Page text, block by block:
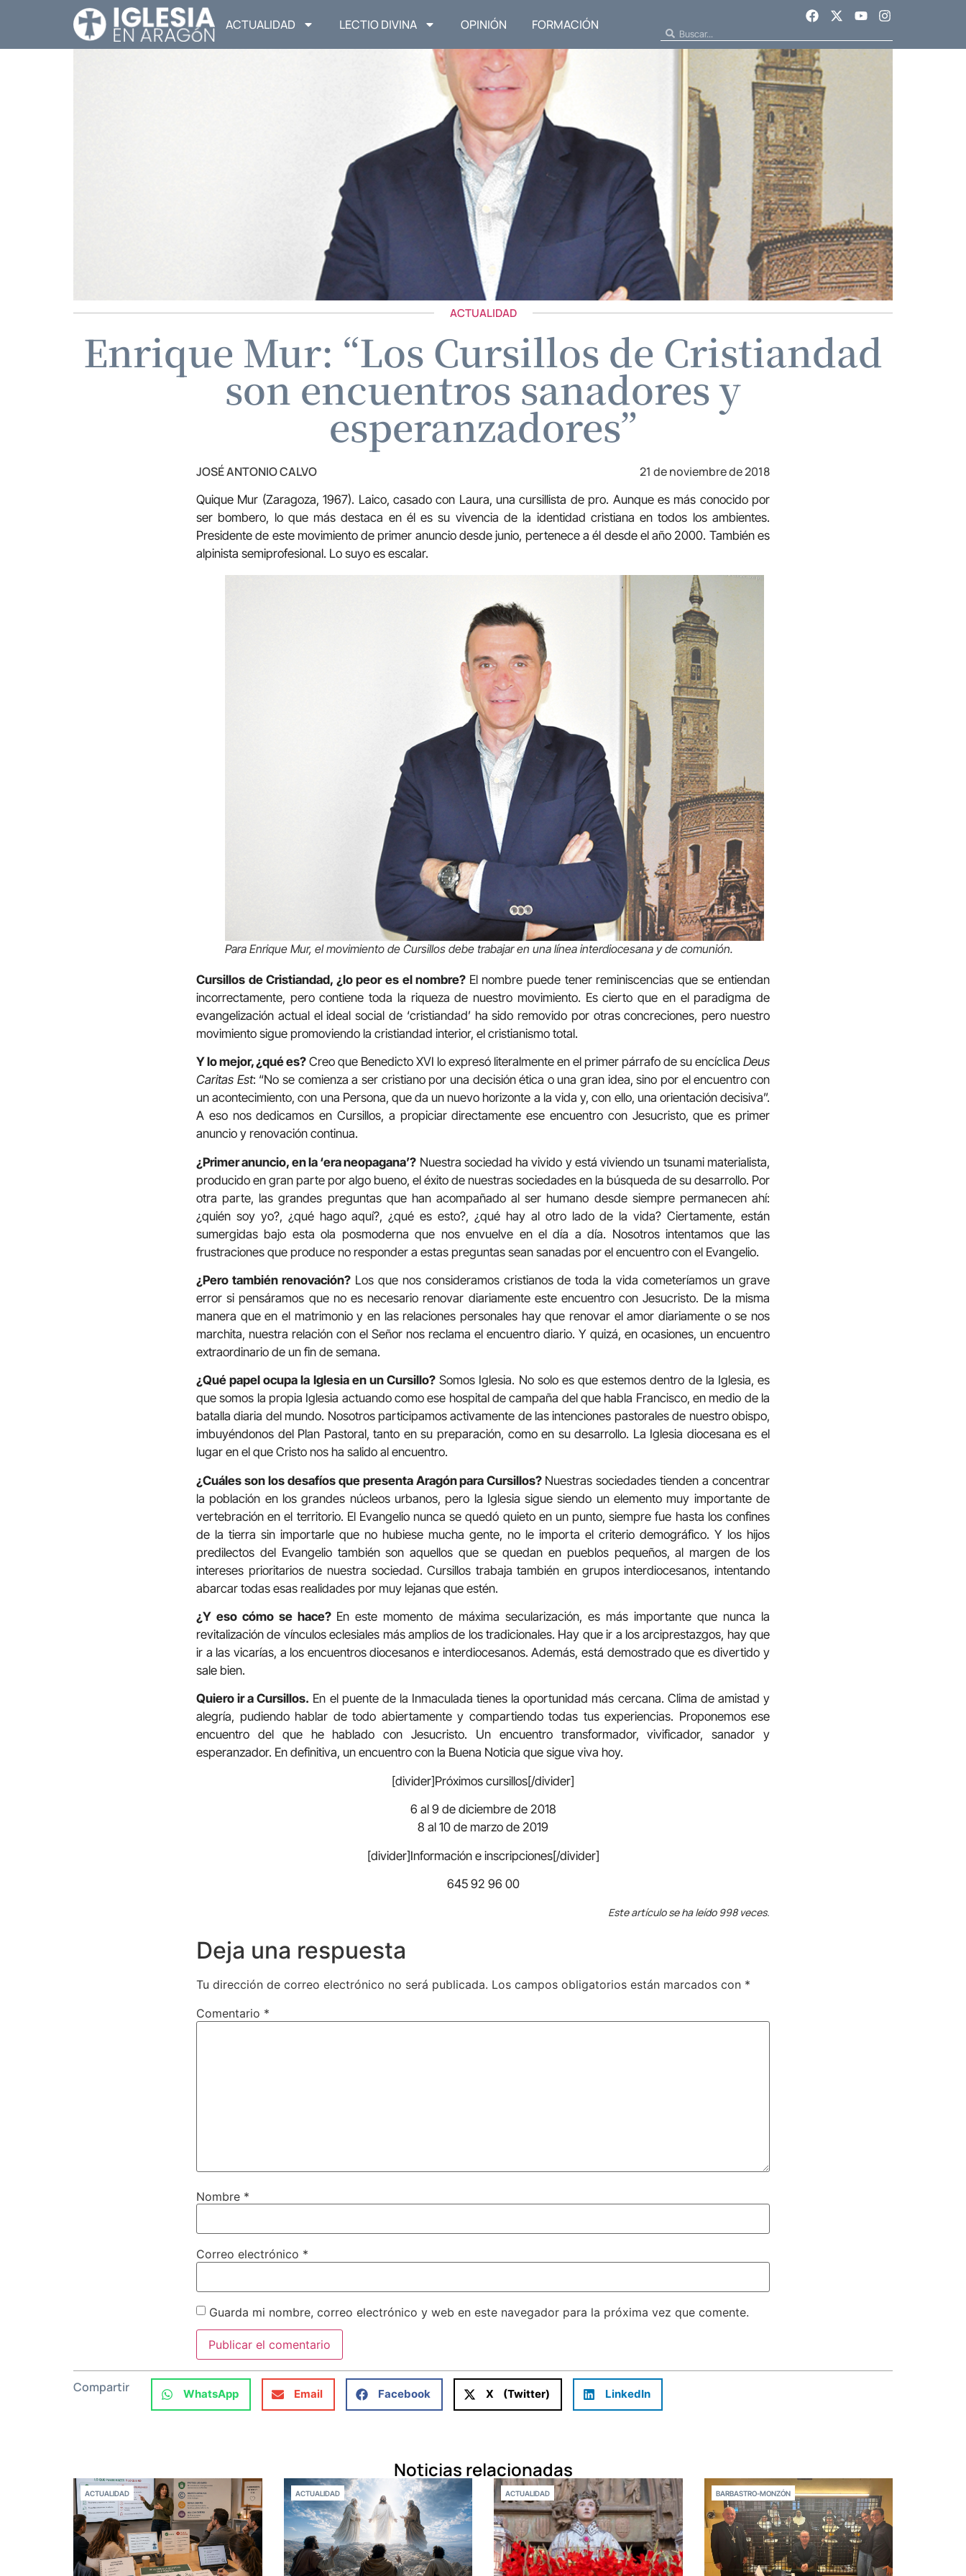
ACTUALIDAD LECTIO DIVINA OPINIÓN FORMACIÓN
ACTUALIDAD
Enrique Mur: “Los Cursillos de Cristiandad
son encuentros sanadores y
esperanzadores”
JOSÉ ANTONIO CALVO 21 de noviembre de 2018
Quique Mur (Zaragoza, 1967). Laico, casado con Laura, una cursillista de pro. Aunque es más conocido por
ser bombero, lo que más destaca en él es su vivencia de la identidad cristiana en todos los ambientes.
Presidente de este movimiento de primer anuncio desde junio, pertenece a él desde el año 2000. También es
alpinista semiprofesional. Lo suyo es escalar.
Para Enrique Mur, el movimiento de Cursillos debe trabajar en una línea interdiocesana y de comunión.
Cursillos de Cristiandad, ¿lo peor es el nombre? El nombre puede tener reminiscencias que se entiendan
incorrectamente, pero contiene toda la riqueza de nuestro movimiento. Es cierto que en el paradigma de
evangelización actual el ideal social de ‘cristiandad’ ha sido removido por otras concreciones, pero nuestro
movimiento sigue promoviendo la cristiandad interior, el cristianismo total.
Y lo mejor, ¿qué es? Creo que Benedicto XVI lo expresó literalmente en el primer párrafo de su encíclica Deus
Caritas Est: “No se comienza a ser cristiano por una decisión ética o una gran idea, sino por el encuentro con
un acontecimiento, con una Persona, que da un nuevo horizonte a la vida y, con ello, una orientación decisiva”.
A eso nos dedicamos en Cursillos, a propiciar directamente ese encuentro con Jesucristo, que es primer
anuncio y renovación continua.
¿Primer anuncio, en la ‘era neopagana’? Nuestra sociedad ha vivido y está viviendo un tsunami materialista,
producido en gran parte por algo bueno, el éxito de nuestras sociedades en la búsqueda de su desarrollo. Por
otra parte, las grandes preguntas que han acompañado al ser humano desde siempre permanecen ahí:
¿quién soy yo?, ¿qué hago aquí?, ¿qué es esto?, ¿qué hay al otro lado de la vida? Ciertamente, están
sumergidas bajo esta ola posmoderna que nos envuelve en el día a día. Nosotros intentamos que las
frustraciones que produce no responder a estas preguntas sean sanadas por el encuentro con el Evangelio.
¿Pero también renovación?Los que nos consideramos cristianos de toda la vida cometeríamos un grave
error si pensáramos que no es necesario renovar diariamente este encuentro con Jesucristo. De la misma
manera que en el matrimonio y en las relaciones personales hay que renovar el amor diariamente o se nos
marchita, nuestra relación con el Señor nos reclama el encuentro diario. Y quizá, en ocasiones, un encuentro
extraordinario de un fin de semana.
¿Qué papel ocupa la Iglesia en un Cursillo? Somos Iglesia. No solo es que estemos dentro de la Iglesia, es
que somos la propia Iglesia actuando como ese hospital de campaña del que habla Francisco, en medio de la
batalla diaria del mundo. Nosotros participamos activamente de las intenciones pastorales de nuestro obispo,
imbuyéndonos del Plan Pastoral, tanto en su preparación, como en su desarrollo. La Iglesia diocesana es el
lugar en el que Cristo nos ha salido al encuentro.
¿Cuáles son los desafíos que presenta Aragón para Cursillos? Nuestras sociedades tienden a concentrar
la población en los grandes núcleos urbanos, pero la Iglesia sigue siendo un elemento muy importante de
vertebración en el territorio. El Evangelio nunca se quedó quieto en un punto, siempre fue hasta los confines
de la tierra sin importarle que no hubiese mucha gente, no le importa el criterio demográfico. Y los hijos
predilectos del Evangelio también son aquellos que se quedan en pueblos pequeños, al margen de los
intereses prioritarios de nuestra sociedad. Cursillos trabaja también en grupos interdiocesanos, intentando
abarcar todas esas realidades por muy lejanas que estén.
¿Y eso cómo se hace? En este momento de máxima secularización, es más importante que nunca la
revitalización de vínculos eclesiales más amplios de los tradicionales. Hay que ir a los arciprestazgos, hay que
ir a las vicarías, a los encuentros diocesanos e interdiocesanos. Además, está demostrado que es divertido y
sale bien.
Quiero ir a Cursillos. En el puente de la Inmaculada tienes la oportunidad más cercana. Clima de amistad y
alegría, pudiendo hablar de todo abiertamente y compartiendo todas tus experiencias. Proponemos ese
encuentro del que he hablado con Jesucristo. Un encuentro transformador, vivificador, sanador y
esperanzador. En definitiva, un encuentro con la Buena Noticia que sigue viva hoy.
[divider]Próximos cursillos[/divider]
6 al 9 de diciembre de 2018
8 al 10 de marzo de 2019
[divider]Información e inscripciones[/divider]
645 92 96 00
Este artículo se ha leído 998 veces.
Deja una respuesta
Tu dirección de correo electrónico no será publicada. Los campos obligatorios están marcados con *
Comentario *
Nombre *
Correo electrónico *
Guarda mi nombre, correo electrónico y web en este navegador para la próxima vez que comente.
Compartir WhatsApp Email Facebook X (Twitter) LinkedIn
Noticias relacionadas
ACTUALIDAD ACTUALIDAD ACTUALIDAD BARBASTRO-MONZÓN